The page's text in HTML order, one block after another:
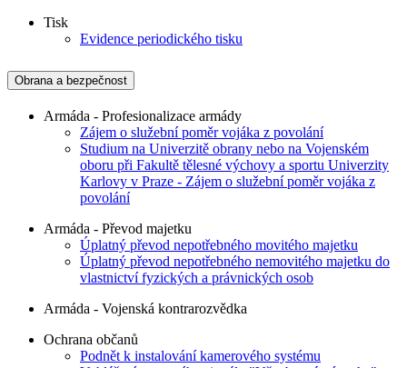
Tisk
Evidence periodického tisku
Obrana a bezpečnost
Armáda - Profesionalizace armády
Zájem o služební poměr vojáka z povolání
Studium na Univerzitě obrany nebo na Vojenském
oboru při Fakultě tělesné výchovy a sportu Univerzity
Karlovy v Praze - Zájem o služební poměr vojáka z
povolání
Armáda - Převod majetku
Úplatný převod nepotřebného movitého majetku
Úplatný převod nepotřebného nemovitého majetku do
vlastnictví fyzických a právnických osob
Armáda - Vojenská kontrarozvědka
Ochrana občanů
Podnět k instalování kamerového systému